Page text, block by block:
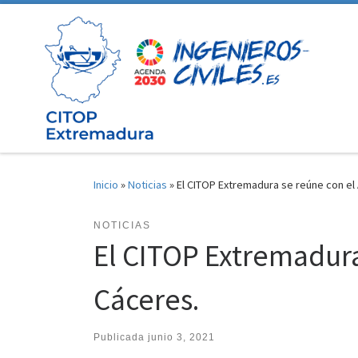
Saltar al contenido
Inicio »Noticias »El CITOP Extremadura se reúne con
NOTICIAS
El CITOP
Cáceres.
Publicada junio 3, 2021